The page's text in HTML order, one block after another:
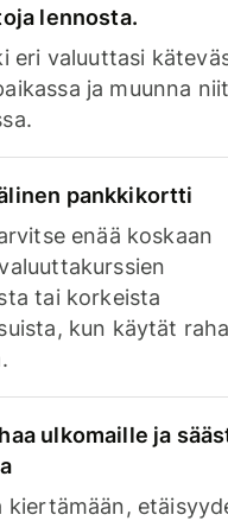
lennosta.
eri valuuttasi
ja muunna
pankkikortti
enää koskaan
tai korkeista
kun käytät
ulkomaille ja
kiertämään,